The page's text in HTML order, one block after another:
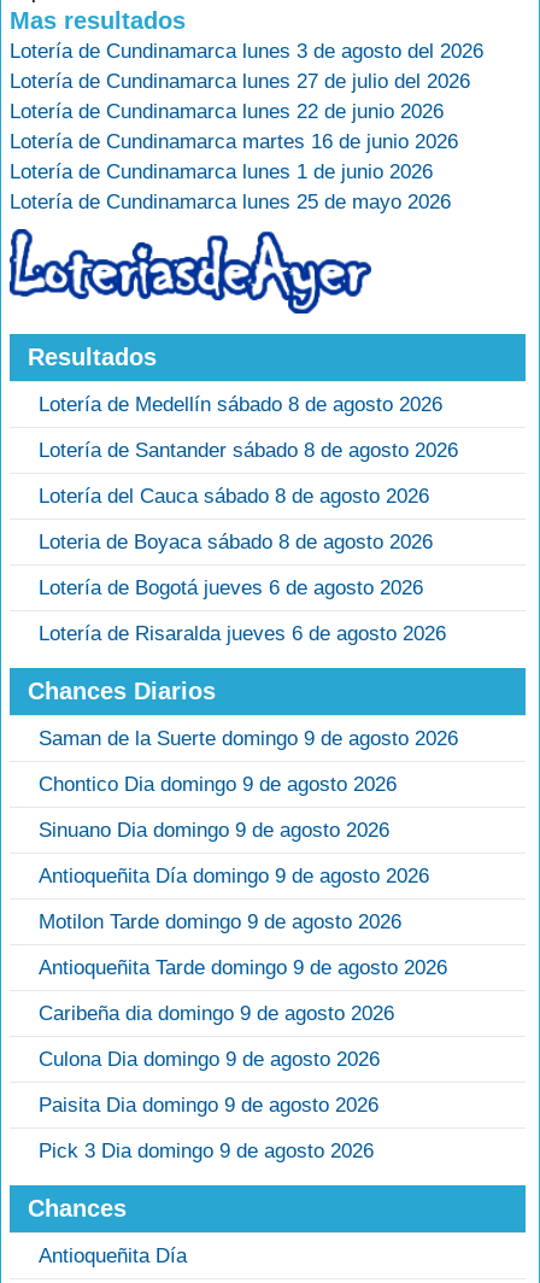
Mas resultados
Lotería de Cundinamarca lunes 3 de agosto del 2026
Lotería de Cundinamarca lunes 27 de julio del 2026
Lotería de Cundinamarca lunes 22 de junio 2026
Lotería de Cundinamarca martes 16 de junio 2026
Lotería de Cundinamarca lunes 1 de junio 2026
Lotería de Cundinamarca lunes 25 de mayo 2026
Resultados
Lotería de Medellín sábado 8 de agosto 2026
Lotería de Santander sábado 8 de agosto 2026
Lotería del Cauca sábado 8 de agosto 2026
Loteria de Boyaca sábado 8 de agosto 2026
Lotería de Bogotá jueves 6 de agosto 2026
Lotería de Risaralda jueves 6 de agosto 2026
Chances Diarios
Saman de la Suerte domingo 9 de agosto 2026
Chontico Dia domingo 9 de agosto 2026
Sinuano Dia domingo 9 de agosto 2026
Antioqueñita Día domingo 9 de agosto 2026
Motilon Tarde domingo 9 de agosto 2026
Antioqueñita Tarde domingo 9 de agosto 2026
Caribeña dia domingo 9 de agosto 2026
Culona Dia domingo 9 de agosto 2026
Paisita Dia domingo 9 de agosto 2026
Pick 3 Dia domingo 9 de agosto 2026
Chances
Antioqueñita Día